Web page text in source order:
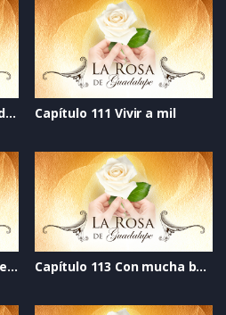
Capítulo 110 Con el alma desnuda Capítulo 111 Vivir a mil
Capítulo 112 La quietud del viento Capítulo 113 Con mucha bateria